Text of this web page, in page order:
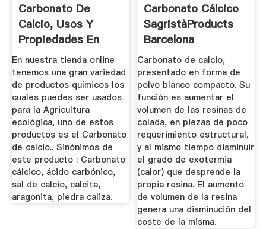
Carbonato De
Calcio, Usos Y
Propiedades En
Agricultura ...
En nuestra tienda online
tenemos una gran variedad
de productos químicos los
cuales puedes ser usados
para la Agricultura
ecológica, uno de estos
productos es el Carbonato
de calcio.. Sinónimos de
este producto : Carbonato
cálcico, ácido carbónico,
sal de calcio, calcita,
aragonita, piedra caliza.
Carbonato Cálcico
SagristàProducts
Barcelona
Carbonato de calcio,
presentado en forma de
polvo blanco compacto. Su
función es aumentar el
volumen de las resinas de
colada, en piezas de poco
requerimiento estructural,
y al mismo tiempo disminuir
el grado de exotermia
(calor) que desprende la
propia resina. El aumento
de volumen de la resina
genera una disminución del
coste de la misma.